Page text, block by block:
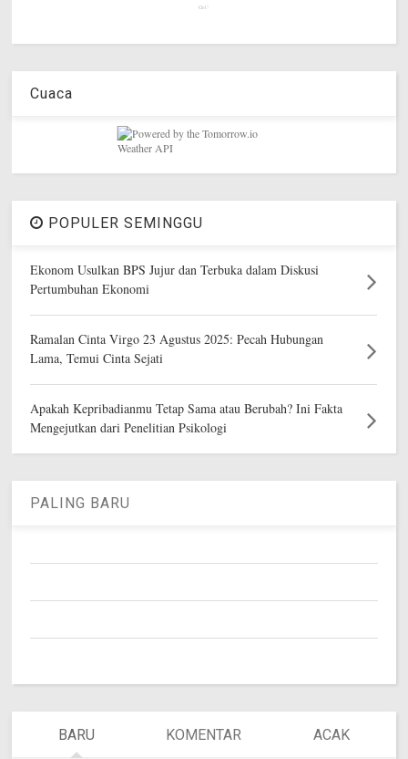
Get!
Cuaca
POPULER SEMINGGU
Ekonom Usulkan BPS Jujur dan Terbuka dalam Diskusi
Pertumbuhan Ekonomi
Ramalan Cinta Virgo 23 Agustus 2025: Pecah Hubungan
Lama, Temui Cinta Sejati
Apakah Kepribadianmu Tetap Sama atau Berubah? Ini Fakta
Mengejutkan dari Penelitian Psikologi
PALING BARU
BARU KOMENTAR ACAK